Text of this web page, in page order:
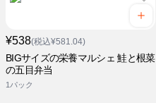
¥538(税込¥581.04)
BIGサイズの栄養マルシェ 鮭と根菜
の五目弁当
1パック